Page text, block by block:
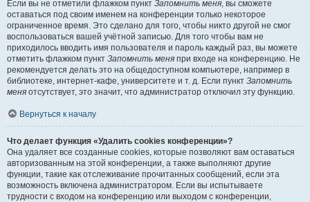
Если вы не отметили флажком пункт Запомнить меня, вы сможете
оставаться под своим именем на конференции только некоторое
ограниченное время. Это сделано для того, чтобы никто другой не смог
воспользоваться вашей учётной записью. Для того чтобы вам не
приходилось вводить имя пользователя и пароль каждый раз, вы можете
отметить флажком пункт Запомнить меня при входе на конференцию. Не
рекомендуется делать это на общедоступном компьютере, например в
библиотеке, интернет-кафе, университете и т. д. Если пункт Запомнить
меня отсутствует, это значит, что администратор отключил эту функцию.
Вернуться к началу
Что делает функция «Удалить cookies конференции»?
Она удаляет все созданные cookies, которые позволяют вам оставаться
авторизованным на этой конференции, а также выполняют другие
функции, такие как отслеживание прочитанных сообщений, если эта
возможность включена администратором. Если вы испытываете
трудности с входом на конференцию или выходом с конференции,